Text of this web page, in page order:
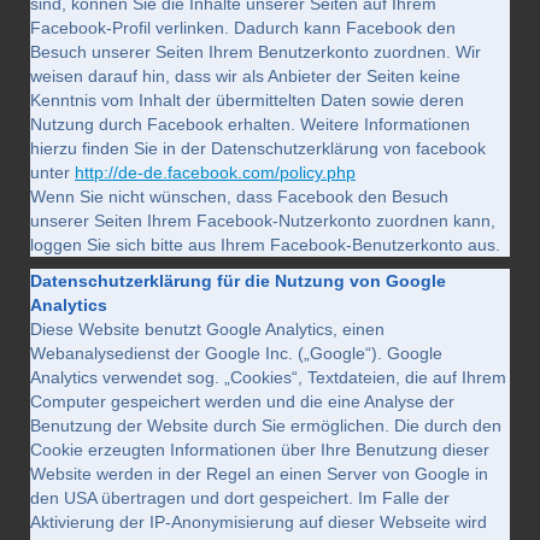
sind, können Sie die Inhalte unserer Seiten auf Ihrem
Facebook-Profil verlinken. Dadurch kann Facebook den
Besuch unserer Seiten Ihrem Benutzerkonto zuordnen. Wir
weisen darauf hin, dass wir als Anbieter der Seiten keine
Kenntnis vom Inhalt der übermittelten Daten sowie deren
Nutzung durch Facebook erhalten. Weitere Informationen
hierzu finden Sie in der Datenschutzerklärung von facebook
unter http://de-de.facebook.com/policy.php
Wenn Sie nicht wünschen, dass Facebook den Besuch
unserer Seiten Ihrem Facebook-Nutzerkonto zuordnen kann,
loggen Sie sich bitte aus Ihrem Facebook-Benutzerkonto aus.
Datenschutzerklärung für die Nutzung von Google
Analytics
Diese Website benutzt Google Analytics, einen
Webanalysedienst der Google Inc. („Google“). Google
Analytics verwendet sog. „Cookies“, Textdateien, die auf Ihrem
Computer gespeichert werden und die eine Analyse der
Benutzung der Website durch Sie ermöglichen. Die durch den
Cookie erzeugten Informationen über Ihre Benutzung dieser
Website werden in der Regel an einen Server von Google in
den USA übertragen und dort gespeichert. Im Falle der
Aktivierung der IP-Anonymisierung auf dieser Webseite wird